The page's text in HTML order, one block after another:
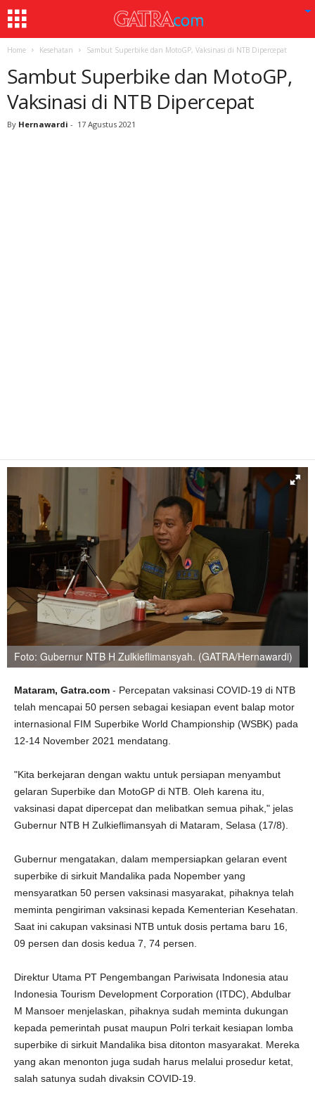
Home Kesehatan Sambut Superbike dan MotoGP, Vaksinasi di NTB Dipercepat
Sambut Superbike dan MotoGP,
Vaksinasi di NTB Dipercepat
By Hernawardi - 17 Agustus 2021
Foto: Gubernur NTB H Zulkieflimansyah. (GATRA/Hernawardi)
Mataram, Gatra.com - Percepatan vaksinasi COVID-19 di NTB
telah mencapai 50 persen sebagai kesiapan event balap motor
internasional FIM Superbike World Championship (WSBK) pada
12-14 November 2021 mendatang.
"Kita berkejaran dengan waktu untuk persiapan menyambut
gelaran Superbike dan MotoGP di NTB. Oleh karena itu,
vaksinasi dapat dipercepat dan melibatkan semua pihak," jelas
Gubernur NTB H Zulkieflimansyah di Mataram, Selasa (17/8).
Gubernur mengatakan, dalam mempersiapkan gelaran event
superbike di sirkuit Mandalika pada Nopember yang
mensyaratkan 50 persen vaksinasi masyarakat, pihaknya telah
meminta pengiriman vaksinasi kepada Kementerian Kesehatan.
Saat ini cakupan vaksinasi NTB untuk dosis pertama baru 16,
09 persen dan dosis kedua 7, 74 persen.
Direktur Utama PT Pengembangan Pariwisata Indonesia atau
Indonesia Tourism Development Corporation (ITDC), Abdulbar
M Mansoer menjelaskan, pihaknya sudah meminta dukungan
kepada pemerintah pusat maupun Polri terkait kesiapan lomba
superbike di sirkuit Mandalika bisa ditonton masyarakat. Mereka
yang akan menonton juga sudah harus melalui prosedur ketat,
salah satunya sudah divaksin COVID-19.